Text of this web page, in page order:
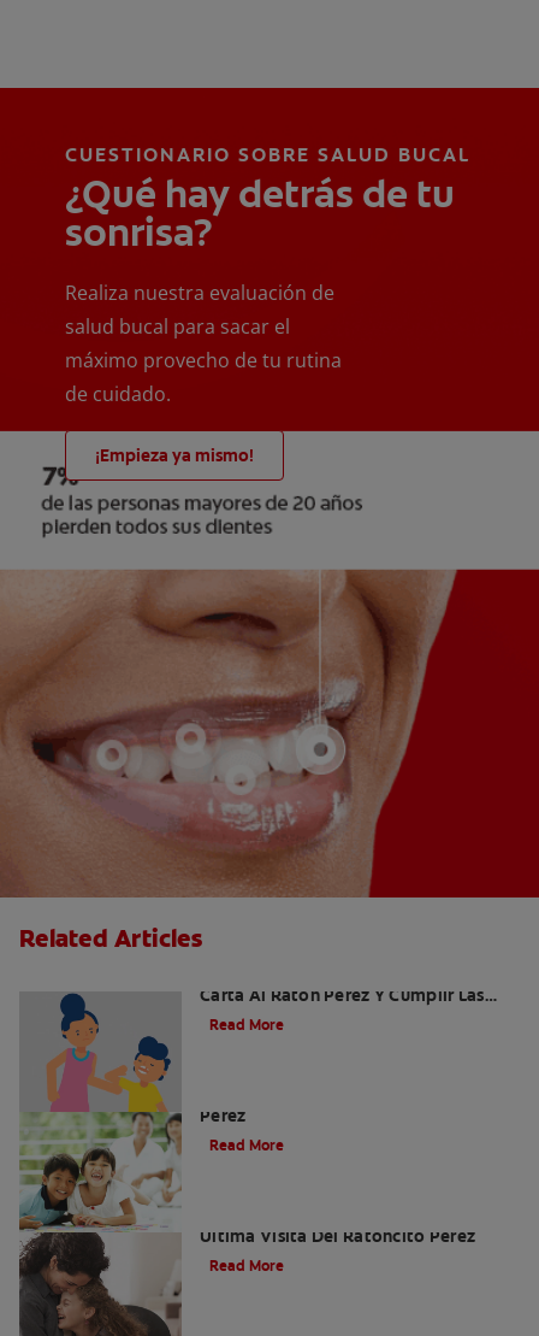
CUESTIONARIO SOBRE SALUD BUCAL
¿Qué hay detrás de tu
sonrisa?
Realiza nuestra evaluación de
salud bucal para sacar el
máximo provecho de tu rutina
de cuidado.
¡Empieza ya mismo!
Related Articles
Carta Al Ratón Pérez Y Cumplir Las
Fantasías De Su Hijo/A
Read More
Pérez
Read More
Última Visita Del Ratoncito Pérez
Read More